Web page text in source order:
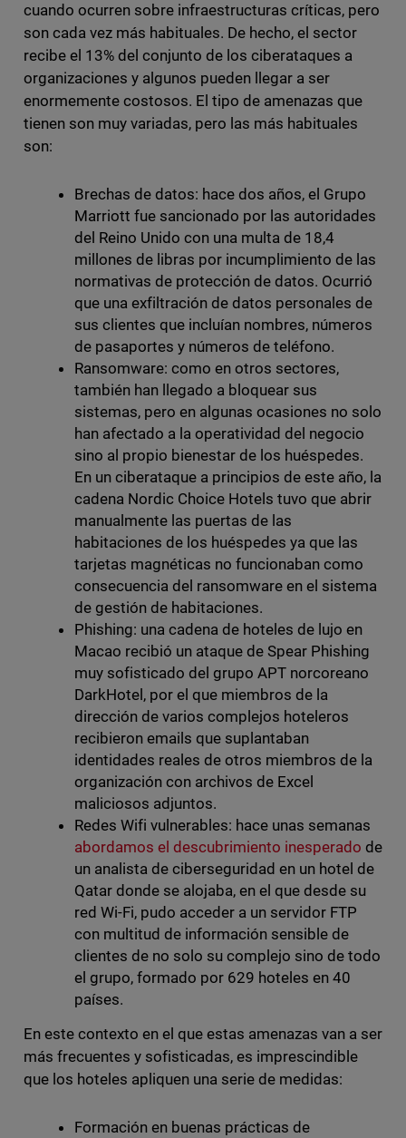
cuando ocurren sobre infraestructuras críticas, pero
son cada vez más habituales. De hecho, el sector
recibe el 13% del conjunto de los ciberataques a
organizaciones y algunos pueden llegar a ser
enormemente costosos. El tipo de amenazas que
tienen son muy variadas, pero las más habituales
son:
Brechas de datos: hace dos años, el Grupo
Marriott fue sancionado por las autoridades
del Reino Unido con una multa de 18,4
millones de libras por incumplimiento de las
normativas de protección de datos. Ocurrió
que una exfiltración de datos personales de
sus clientes que incluían nombres, números
de pasaportes y números de teléfono.
Ransomware: como en otros sectores,
también han llegado a bloquear sus
sistemas, pero en algunas ocasiones no solo
han afectado a la operatividad del negocio
sino al propio bienestar de los huéspedes.
En un ciberataque a principios de este año, la
cadena Nordic Choice Hotels tuvo que abrir
manualmente las puertas de las
habitaciones de los huéspedes ya que las
tarjetas magnéticas no funcionaban como
consecuencia del ransomware en el sistema
de gestión de habitaciones.
Phishing: una cadena de hoteles de lujo en
Macao recibió un ataque de Spear Phishing
muy sofisticado del grupo APT norcoreano
DarkHotel, por el que miembros de la
dirección de varios complejos hoteleros
recibieron emails que suplantaban
identidades reales de otros miembros de la
organización con archivos de Excel
maliciosos adjuntos.
Redes Wifi vulnerables: hace unas semanas
abordamos el descubrimiento inesperado de
un analista de ciberseguridad en un hotel de
Qatar donde se alojaba, en el que desde su
red Wi-Fi, pudo acceder a un servidor FTP
con multitud de información sensible de
clientes de no solo su complejo sino de todo
el grupo, formado por 629 hoteles en 40
países.
En este contexto en el que estas amenazas van a ser
más frecuentes y sofisticadas, es imprescindible
que los hoteles apliquen una serie de medidas:
Formación en buenas prácticas de